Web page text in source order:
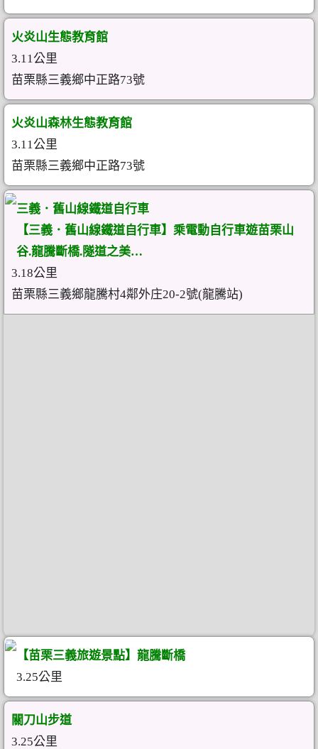
火炎山生態教育館
3.11公里
苗栗縣三義鄉中正路73號
火炎山森林生態教育館
3.11公里
苗栗縣三義鄉中正路73號
三義．舊山線鐵道自行車
【三義．舊山線鐵道自行車】乘電動自行車遊苗栗山
谷.龍騰斷橋.隧道之美…
3.18公里
苗栗縣三義鄉龍騰村4鄰外庄20-2號(龍騰站)
【苗栗三義旅遊景點】龍騰斷橋
3.25公里
關刀山步道
3.25公里